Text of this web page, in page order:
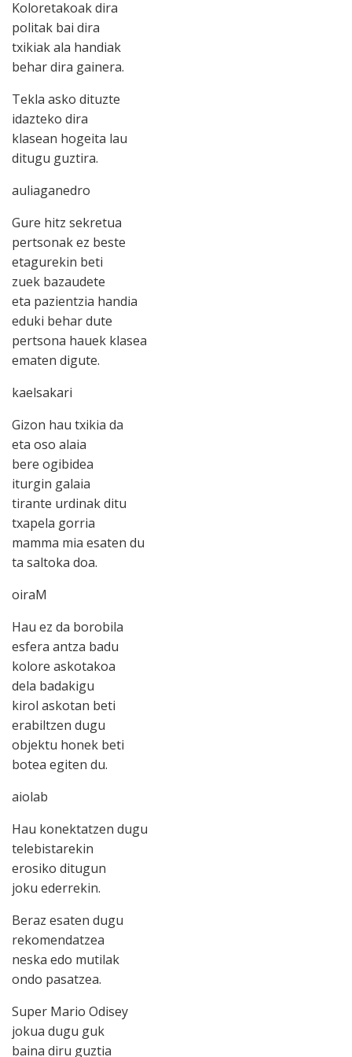
Koloretakoak dira
politak bai dira
txikiak ala handiak
behar dira gainera.
Tekla asko dituzte
idazteko dira
klasean hogeita lau
ditugu guztira.
auliaganedro
Gure hitz sekretua
pertsonak ez beste
etagurekin beti
zuek bazaudete
eta pazientzia handia
eduki behar dute
pertsona hauek klasea
ematen digute.
kaelsakari
Gizon hau txikia da
eta oso alaia
bere ogibidea
iturgin galaia
tirante urdinak ditu
txapela gorria
mamma mia esaten du
ta saltoka doa.
oiraM
Hau ez da borobila
esfera antza badu
kolore askotakoa
dela badakigu
kirol askotan beti
erabiltzen dugu
objektu honek beti
botea egiten du.
aiolab
Hau konektatzen dugu
telebistarekin
erosiko ditugun
joku ederrekin.
Beraz esaten dugu
rekomendatzea
neska edo mutilak
ondo pasatzea.
Super Mario Odisey
jokua dugu guk
baina diru guztia